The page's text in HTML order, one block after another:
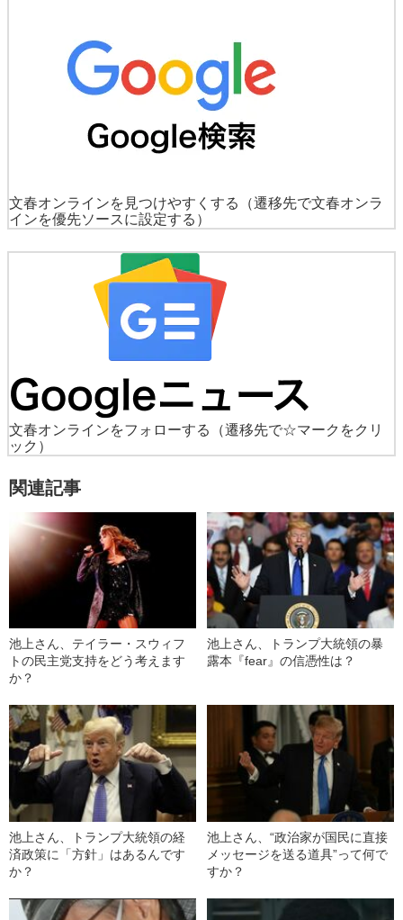
文春オンラインを見つけやすくする
（遷移先で文春オンラ
インを優先ソースに設定する）
文春オンラインをフォローする
（遷移先で☆マークをクリ
ック）
関連記事
池上さん、テイラー・スウィフ
トの民主党支持をどう考えます
か？
池上さん、トランプ大統領の暴
露本『fear』の信憑性は？
池上さん、トランプ大統領の経
済政策に「方針」はあるんです
か？
池上さん、“政治家が国民に直接
メッセージを送る道具”って何で
すか？